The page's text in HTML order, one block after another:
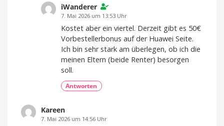
iWanderer
7. Mai 2026 um 13:53 Uhr
Kostet aber ein viertel. Derzeit gibt es 50€
Vorbestellerbonus auf der Huawei Seite.
Ich bin sehr stark am überlegen, ob ich die
meinen Eltern (beide Renter) besorgen
soll.
Antworten
Kareen
7. Mai 2026 um 14:56 Uhr